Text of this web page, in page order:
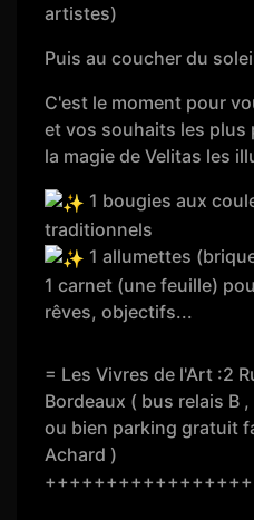
artistes)
Puis au coucher du
C'est le moment pour
et vos souhaits les plus
la magie de Velitas les
1 bougies aux
traditionnels
1 allumettes
1 carnet (une feuille)
rêves, objectifs...
= Les Vivres de l'Art :2
Bordeaux ( bus relais B
ou bien parking gratuit
Achard )